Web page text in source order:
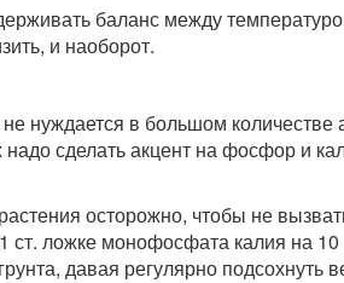
баланс между
и наоборот.
нуждается в большом количестве
надо сделать акцент на фосфор и
осторожно, чтобы не
ст. ложке монофосфата калия на
давая регулярно подсохнуть